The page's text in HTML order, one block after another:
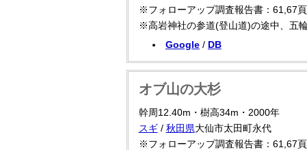
※フォローアップ調査報告書：61,67頁
※高岩神社の参道(登山道)の途中、五
Google/ DB
オブ山の大杉
幹周12.40m・樹高34m・2000年
スギ/ 秋田県大仙市太田町永代
※フォローアップ調査報告書：61,67頁